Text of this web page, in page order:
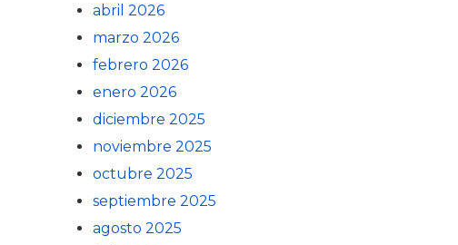
abril 2026
marzo 2026
febrero 2026
enero 2026
diciembre 2025
noviembre 2025
octubre 2025
septiembre 2025
agosto 2025